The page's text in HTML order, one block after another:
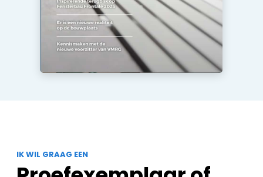
IK WIL GRAAG EEN